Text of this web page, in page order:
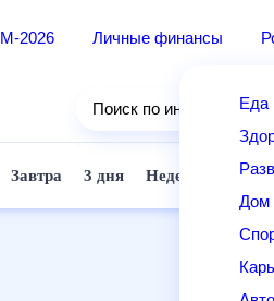
2026 Личные финансы
Еда
Поиск по интернету
Завтра 3 дня Неделя